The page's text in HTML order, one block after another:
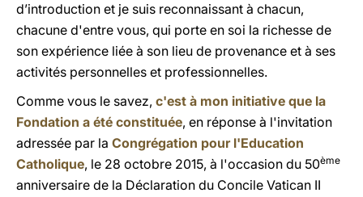
d’introduction et je suis reconnaissant à chacun,
chacune d'entre vous, qui porte en soi la richesse de
son expérience liée à son lieu de provenance et à ses
activités personnelles et professionnelles.
Comme vous le savez, c'est à mon initiative que la
Fondation a été constituée, en réponse à l'invitation
adressée par la Congrégation pour l'Education
Catholique, le 28 octobre 2015, à l'occasion du 50ème
anniversaire de la Déclaration du Concile Vatican II